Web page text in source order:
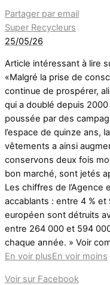
Partager par email
Super Recycleurs
25/05/26
Article intéressant à lire
«Malgré la prise de
continue de prospérer,
qui a doublé depuis
poussée par des
l’espace de quinze ans,
vêtements a ainsi
conservons deux fois
bon marché, sont jetés
Les chiffres de l’Agence
accablants : entre 4 %
européen sont détruits
entre 264 000 et 594
chaque année. » Voir
En voir plusEn voir moins
Voir sur Facebook